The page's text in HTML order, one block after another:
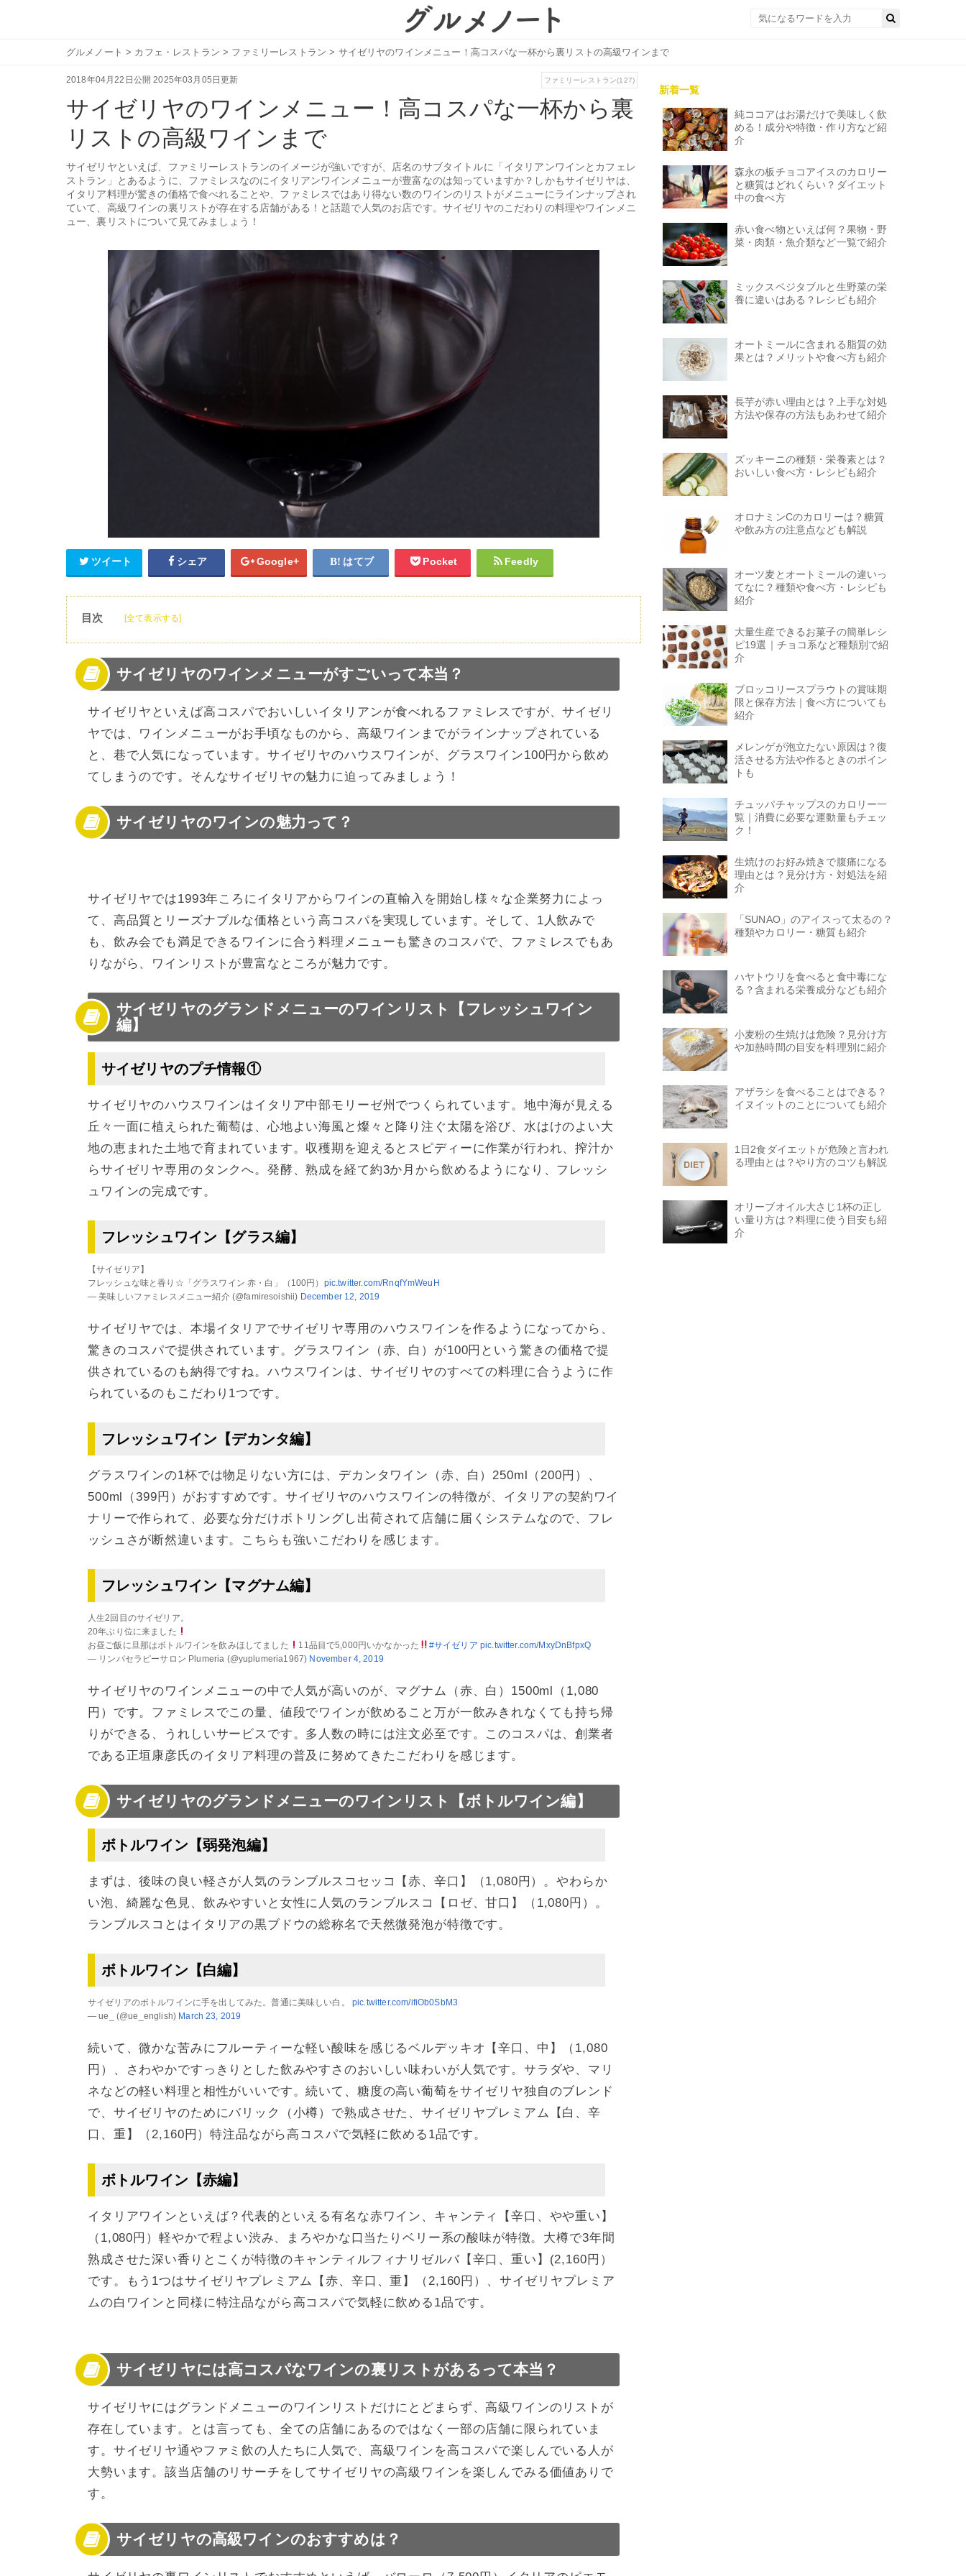
グルメノート > カフェ・レストラン > ファミリーレストラン > サイゼリヤのワインメニュー！高コスパな一杯から裏リストの高級ワインまで
2018年04月22日公開 2025年03月05日更新 ファミリーレストラン(127)
サイゼリヤのワインメニュー！高コスパな一杯から裏
リストの高級ワインまで
サイゼリヤといえば、ファミリーレストランのイメージが強いですが、店名のサブタイトルに「イタリアンワインとカフェレ
ストラン」とあるように、ファミレスなのにイタリアンワインメニューが豊富なのは知っていますか？しかもサイゼリヤは、
イタリア料理が驚きの価格で食べれることや、ファミレスではあり得ない数のワインのリストがメニューにラインナップされ
ていて、高級ワインの裏リストが存在する店舗がある！と話題で人気のお店です。サイゼリヤのこだわりの料理やワインメニ
ュー、裏リストについて見てみましょう！
ツイート シェア Google+ はてブ Pocket Feedly
目次 [全て表示する]
3 サイゼリヤのグランドメニューのワインリスト【フレッシュワイン編】
4 サイゼリヤのグランドメニューのワインリスト【ボトルワイン編】
5 サイゼリヤには高コスパなワインの裏リストがあるって本当？
サイゼリヤの高級ワインのおすすめは？
サイゼリヤのワインに合うメニューは？
【まとめ】サイゼリヤのワインメニューでファミレス飲みを楽しもう！
サイゼリヤのワインメニューがすごいって本当？
サイゼリヤといえば高コスパでおいしいイタリアンが食べれるファミレスですが、サイゼリ
ヤでは、ワインメニューがお手頃なものから、高級ワインまでがラインナップされている
と、巷で人気になっています。サイゼリヤのハウスワインが、グラスワイン100円から飲め
てしまうのです。そんなサイゼリヤの魅力に迫ってみましょう！
サイゼリヤのワインの魅力って？
サイゼリヤでは1993年ころにイタリアからワインの直輸入を開始し様々な企業努力によっ
て、高品質とリーズナブルな価格という高コスパを実現しています。そして、1人飲みで
も、飲み会でも満足できるワインに合う料理メニューも驚きのコスパで、ファミレスでもあ
りながら、ワインリストが豊富なところが魅力です。
サイゼリヤのグランドメニューのワインリスト【フレッシュワイン
編】
サイゼリヤのプチ情報①
サイゼリヤのハウスワインはイタリア中部モリーゼ州でつくられています。地中海が見える
丘々一面に植えられた葡萄は、心地よい海風と燦々と降り注ぐ太陽を浴び、水はけのよい大
地の恵まれた土地で育まれています。収穫期を迎えるとスピディーに作業が行われ、搾汁か
らサイゼリヤ専用のタンクへ。発酵、熟成を経て約3か月から飲めるようになり、フレッシ
ュワインの完成です。
フレッシュワイン【グラス編】
【サイゼリア】
フレッシュな味と香り☆「グラスワイン 赤・白」（100円） pic.twitter.com/RnqfYmWeuH
— 美味しいファミレスメニュー紹介 (@famiresoishii) December 12, 2019
サイゼリヤでは、本場イタリアでサイゼリヤ専用のハウスワインを作るようになってから、
驚きのコスパで提供されています。グラスワイン（赤、白）が100円という驚きの価格で提
供されているのも納得ですね。ハウスワインは、サイゼリヤのすべての料理に合うように作
られているのもこだわり1つです。
フレッシュワイン【デカンタ編】
グラスワインの1杯では物足りない方には、デカンタワイン（赤、白）250ml（200円）、
500ml（399円）がおすすめです。サイゼリヤのハウスワインの特徴が、イタリアの契約ワイ
ナリーで作られて、必要な分だけボトリングし出荷されて店舗に届くシステムなので、フレ
ッシュさが断然違います。こちらも強いこだわりを感じます。
フレッシュワイン【マグナム編】
人生2回目のサイゼリア。
20年ぶり位に来ました
お昼ご飯に旦那はボトルワインを飲みほしてました
11品目で5,000円いかなかった #サイゼリア pic.twitter.com/MxyDnBfpxQ
— リンパセラピーサロン Plumeria (@yuplumeria1967) November 4, 2019
サイゼリヤのワインメニューの中で人気が高いのが、マグナム（赤、白）1500ml（1,080
円）です。ファミレスでこの量、値段でワインが飲めること万が一飲みきれなくても持ち帰
りができる、うれしいサービスです。多人数の時には注文必至です。このコスパは、創業者
である正垣康彦氏のイタリア料理の普及に努めてきたこだわりを感じます。
サイゼリヤのグランドメニューのワインリスト【ボトルワイン編】
ボトルワイン【弱発泡編】
まずは、後味の良い軽さが人気のランブルスコセッコ【赤、辛口】（1,080円）。やわらか
い泡、綺麗な色見、飲みやすいと女性に人気のランブルスコ【ロゼ、甘口】（1,080円）。
ランブルスコとはイタリアの黒ブドウの総称名で天然微発泡が特徴です。
ボトルワイン【白編】
サイゼリアのボトルワインに手を出してみた。普通に美味しい白。 pic.twitter.com/ifiOb0SbM3
— ue_ (@ue_english) March 23, 2019
続いて、微かな苦みにフルーティーな軽い酸味を感じるベルデッキオ【辛口、中】（1,080
円）、さわやかですっきりとした飲みやすさのおいしい味わいが人気です。サラダや、マリ
ネなどの軽い料理と相性がいいです。続いて、糖度の高い葡萄をサイゼリヤ独自のブレンド
で、サイゼリヤのためにバリック（小樽）で熟成させた、サイゼリヤプレミアム【白、辛
口、重】（2,160円）特注品ながら高コスパで気軽に飲める1品です。
ボトルワイン【赤編】
イタリアワインといえば？代表的といえる有名な赤ワイン、キャンティ【辛口、やや重い】
（1,080円）軽やかで程よい渋み、まろやかな口当たりベリー系の酸味が特徴。大樽で3年間
熟成させた深い香りとこくが特徴のキャンティルフィナリゼルバ【辛口、重い】(2,160円）
です。もう1つはサイゼリヤプレミアム【赤、辛口、重】（2,160円）、サイゼリヤプレミア
ムの白ワインと同様に特注品ながら高コスパで気軽に飲める1品です。
サイゼリヤには高コスパなワインの裏リストがあるって本当？
サイゼリヤにはグランドメニューのワインリストだけにとどまらず、高級ワインのリストが
存在しています。とは言っても、全ての店舗にあるのではなく一部の店舗に限られていま
す。サイゼリヤ通やファミ飲の人たちに人気で、高級ワインを高コスパで楽しんでいる人が
大勢います。該当店舗のリサーチをしてサイゼリヤの高級ワインを楽しんでみる価値ありで
す。
サイゼリヤの高級ワインのおすすめは？
新着一覧
純ココアはお湯だけで美味しく飲
める！成分や特徴・作り方など紹
介
森永の板チョコアイスのカロリー
と糖質はどれくらい？ダイエット
中の食べ方
赤い食べ物といえば何？果物・野
菜・肉類・魚介類など一覧で紹介
ミックスベジタブルと生野菜の栄
養に違いはある？レシピも紹介
オートミールに含まれる脂質の効
果とは？メリットや食べ方も紹介
長芋が赤い理由とは？上手な対処
方法や保存の方法もあわせて紹介
ズッキーニの種類・栄養素とは？
おいしい食べ方・レシピも紹介
オロナミンCのカロリーは？糖質
や飲み方の注意点なども解説
オーツ麦とオートミールの違いっ
てなに？種類や食べ方・レシピも
紹介
大量生産できるお菓子の簡単レシ
ピ19選｜チョコ系など種類別で紹
介
ブロッコリースプラウトの賞味期
限と保存方法｜食べ方についても
紹介
メレンゲが泡立たない原因は？復
活させる方法や作るときのポイン
トも
チュッパチャップスのカロリー一
覧｜消費に必要な運動量もチェッ
ク！
生焼けのお好み焼きで腹痛になる
理由とは？見分け方・対処法を紹
介
「SUNAO」のアイスって太るの？
種類やカロリー・糖質も紹介
ハヤトウリを食べると食中毒にな
る？含まれる栄養成分なども紹介
小麦粉の生焼けは危険？見分け方
や加熱時間の目安を料理別に紹介
アザラシを食べることはできる？
イヌイットのことについても紹介
1日2食ダイエットが危険と言われ
る理由とは？やり方のコツも解説
オリーブオイル大さじ1杯の正し
い量り方は？料理に使う目安も紹
介